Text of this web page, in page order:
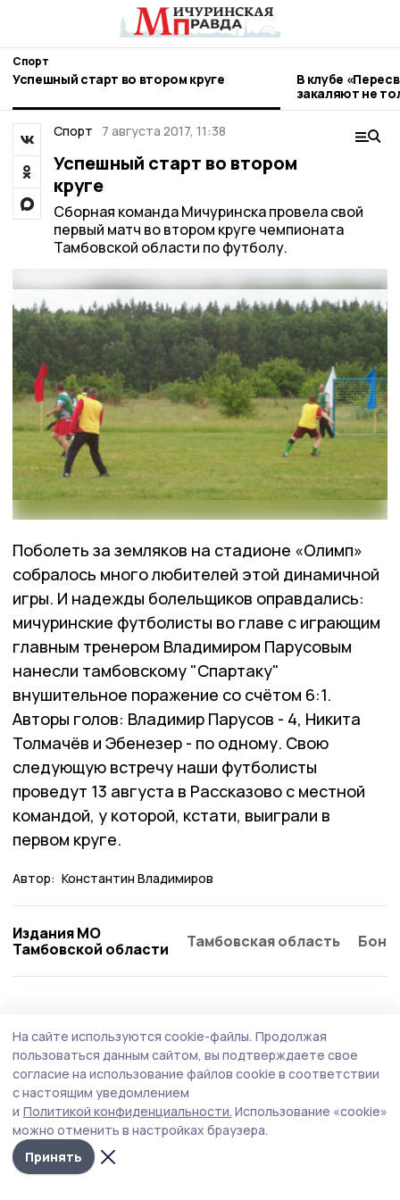
Спорт
Успешный старт во втором круге
В клубе
закаляют не
Спорт 7 августа 2017, 11:38
Успешный старт во втором
круге
Сборная команда Мичуринска провела свой
первый матч во втором круге чемпионата
Тамбовской области по футболу.
Поболеть за земляков на стадионе «Олимп»
собралось много любителей этой динамичной
игры. И надежды болельщиков оправдались:
мичуринские футболисты во главе с играющим
главным тренером Владимиром Парусовым
нанесли тамбовскому "Спартаку"
внушительное поражение со счётом 6:1.
Авторы голов: Владимир Парусов - 4, Никита
Толмачёв и Эбенезер - по одному. Свою
следующую встречу наши футболисты
проведут 13 августа в Рассказово с местной
командой, у которой, кстати, выиграли в
первом круге.
Автор: Константин Владимиров
Издания МО
Тамбовской области
Тамбовская область
На сайте используются cookie-файлы. Продолжая
пользоваться данным сайтом, вы подтверждаете свое
согласие на использование файлов cookie в соответствии
с настоящим уведомлением
и Политикой конфиденциальности. Использование «cookie»
можно отменить в настройках браузера.
Принять